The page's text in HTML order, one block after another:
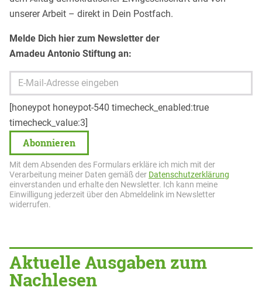
unserer Arbeit – direkt in Dein Postfach.
Melde Dich hier zum Newsletter der
Amadeu Antonio Stiftung an:
[honeypot honeypot-540 timecheck_enabled:true
timecheck_value:3]
Mit dem Absenden des Formulars erkläre ich mich mit der
Verarbeitung meiner Daten gemäß der Datenschutzerklärung
einverstanden und erhalte den Newsletter. Ich kann meine
Einwilligung jederzeit über den Abmeldelink im Newsletter
widerrufen.
Aktuelle Ausgaben zum
Nachlesen